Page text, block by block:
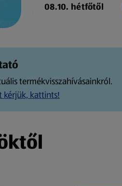
08.10. hétfőtől
termékvisszahívásainkról.
kérjük, kattints!